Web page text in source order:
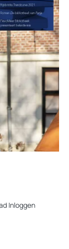
Inloggen